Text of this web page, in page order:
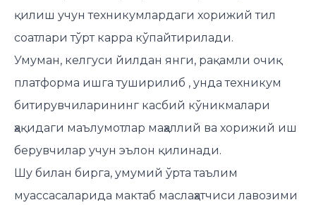
қилиш учун техникумлардаги хорижий тил
соатлари тўрт карра кўпайтирилади.
Умуман, келгуси йилдан янги, рақамли очиқ
платформа ишга туширилиб , унда техникум
битирувчиларининг касбий кўникмалари
ҳақидаги маълумотлар маҳаллий ва хорижий иш
берувчилар учун эълон қилинади.
Шу билан бирга, умумий ўрта таълим
муассасаларида мактаб маслаҳатчиси лавозими